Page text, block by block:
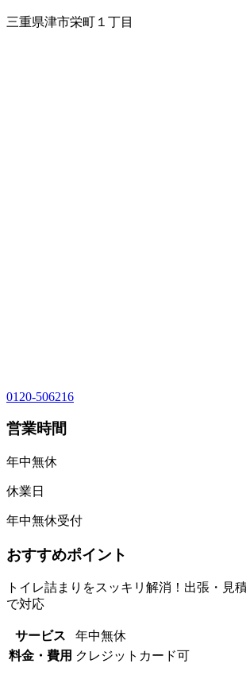
三重県津市栄町１丁目
0120-506216
営業時間
年中無休
休業日
年中無休受付
おすすめポイント
トイレ詰まりをスッキリ解消！出張・見
で対応
サービス
年中無休
料金・費用 クレジットカード可